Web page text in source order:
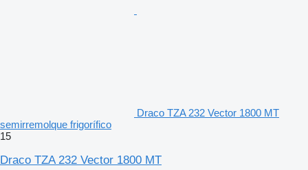
Draco TZA 232 Vector 1800 MT
semirremolque frigorífico
15
Draco TZA 232 Vector 1800 MT